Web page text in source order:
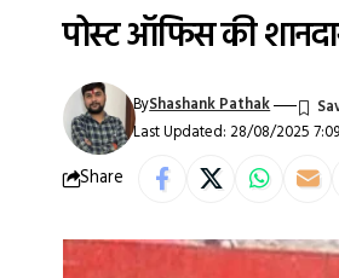
पोस्ट ऑफिस की
Last Updated: 28/08/2025
ByShashank Pathak
Share